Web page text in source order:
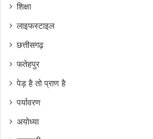
शिक्षा
लाइफस्टाइल
छत्तीसगढ़
फतेहपुर
पेड़ है तो प्राण है
पर्यावरण
अयोध्या